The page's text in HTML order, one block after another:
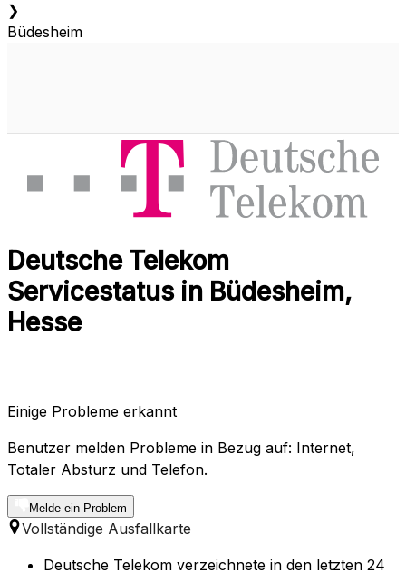
❯
Büdesheim
Deutsche Telekom
Servicestatus in Büdesheim,
Hesse
Einige Probleme erkannt
Benutzer melden Probleme in Bezug auf: Internet,
Totaler Absturz und Telefon.
Melde ein Problem
Vollständige Ausfallkarte
Deutsche Telekom verzeichnete in den letzten 24